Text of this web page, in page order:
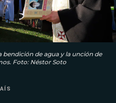
bendición de agua y la unción de
Foto: Néstor Soto